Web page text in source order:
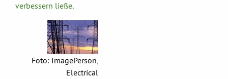
verbessern ließe.
Foto: ImagePerson,
Electrical